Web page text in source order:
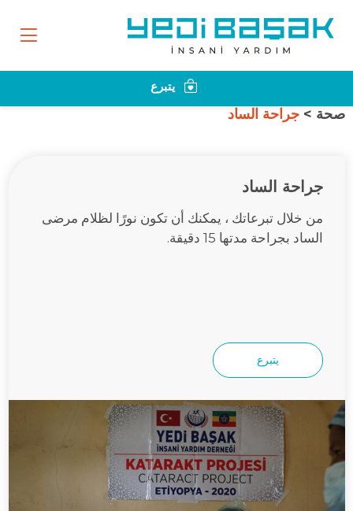
يتبرع
صحة > جراحة الساد
جراحة الساد
من خلال تبرعاتك ، يمكنك أن تكون نورًا لظلام مرضى
الساد بجراحة مدتها 15 دقيقة.
يتبرع